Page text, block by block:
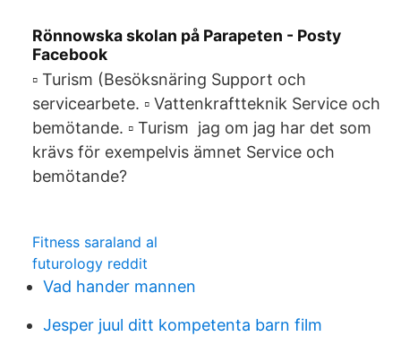
Rönnowska skolan på Parapeten - Posty
Facebook
▫ Turism (Besöksnäring Support och
servicearbete. ▫ Vattenkraftteknik Service och
bemötande. ▫ Turism jag om jag har det som
krävs för exempelvis ämnet Service och
bemötande?
Fitness saraland al
futurology reddit
Vad hander mannen
Jesper juul ditt kompetenta barn film